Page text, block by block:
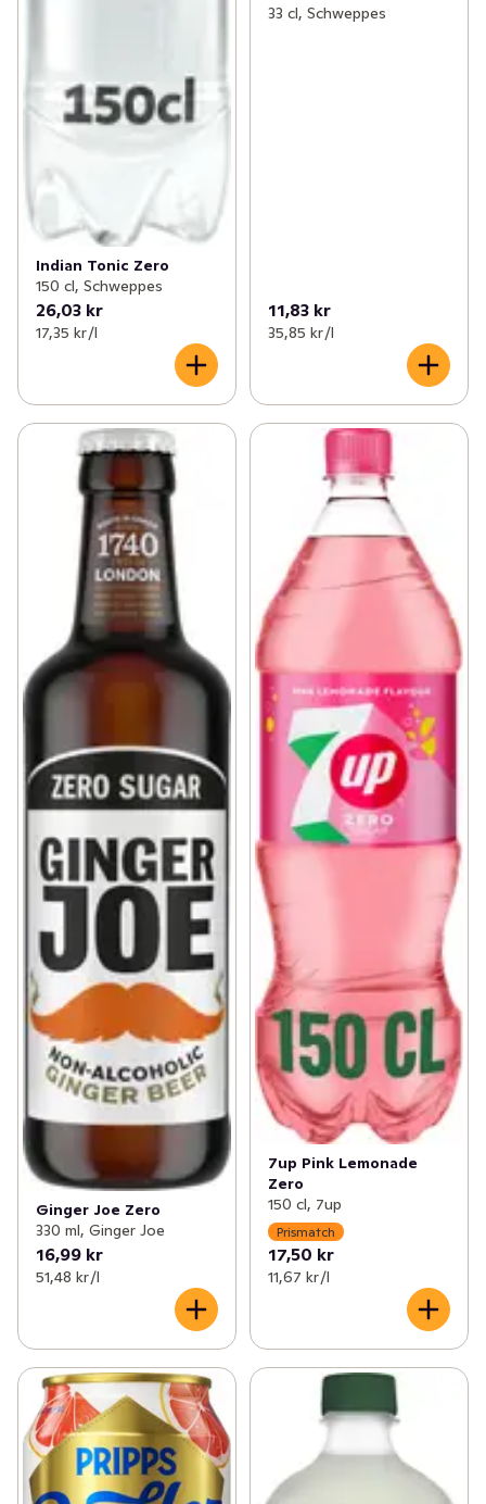
Indian Tonic Zero
150 cl, Schweppes
26,03 kr
17,35 kr /l
33 cl, Schweppes
11,83 kr
35,85 kr /l
Ginger Joe Zero
330 ml, Ginger Joe
16,99 kr
51,48 kr /l
7up Pink Lemonade
Zero
150 cl, 7up
Prismatch
17,50 kr
11,67 kr /l